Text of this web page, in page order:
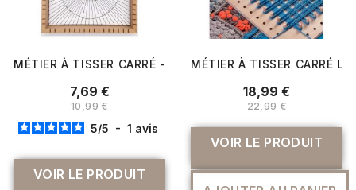
MÉTIER À TISSER CARRÉ - RICO DESIGN
7,69 €
10,99 €
5/5 - 1 avis
VOIR LE PRODUIT
MÉTIER À TISSER CARRÉ
18,99 €
22,99 €
VOIR LE PRODUIT